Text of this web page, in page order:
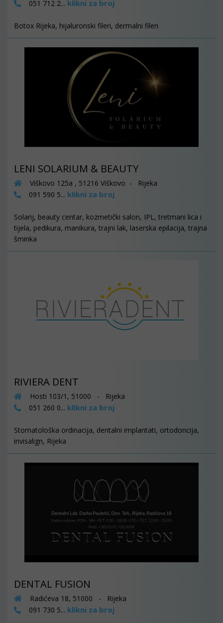
051 712 2... klikni za broj
Botox Rijeka, hijaluronski fileri, dermalni fileri
LENI SOLARIUM & BEAUTY
Viškovo 125a , 51216 Viškovo - Rijeka
091 590 5... klikni za broj
Solarij, beauty centar, kozmetički salon, IPL, tretmani lica i
tijela, pedikura, manikura, trajni lak, laserska epilacija, trajna
šminka
RIVIERA DENT
Hosti 103/1, 51000 - Rijeka
051 260 0... klikni za broj
Stomatološka ordinacija, dentalni implantati, ortodoncija,
invisalign, Rijeka
DENTAL FUSION
Radićeva 18, 51000 - Rijeka
091 730 5... klikni za broj